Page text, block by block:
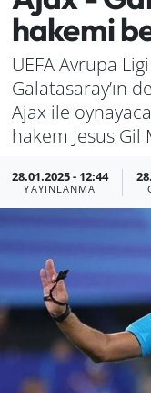
hakemi
UEFA Avrupa
Galatasaray’ın
Ajax ile
hakem Jesus
28.01.2025 - 12:44
YAYINLANMA
Haber
Izmir
Kütahya
Manisa
Muğla
Politika
Uşak
Haber Arşivi